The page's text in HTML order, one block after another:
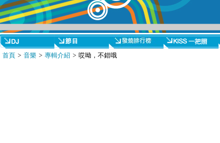
首頁 > 音樂 > 專輯介紹 > 哎呦，不錯哦